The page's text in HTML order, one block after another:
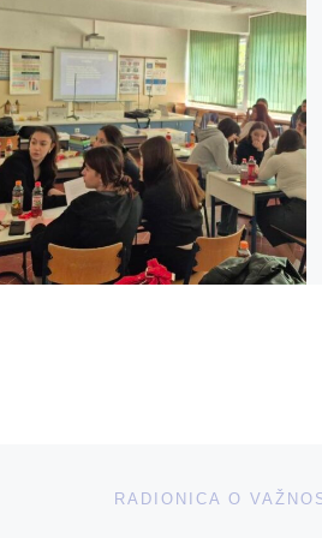
BACK TO POST LIST